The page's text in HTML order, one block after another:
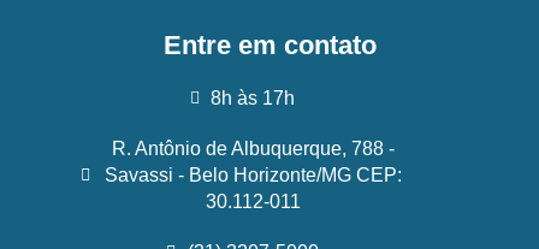
Entre em contato
8h às 17h
R. Antônio de Albuquerque, 788 -
Savassi - Belo Horizonte/MG CEP:
30.112-011